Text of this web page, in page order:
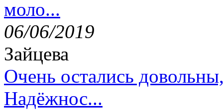
моло...
06/06/2019
Зайцева
Очень остались
Надёжнос...